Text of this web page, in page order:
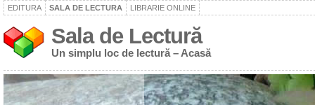
EDITURA SALA DE LECTURA LIBRARIE ONLINE
Sala de Lectură
Un simplu loc de lectură – Acasă